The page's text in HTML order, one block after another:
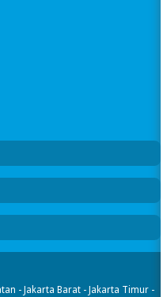
- Jakarta Barat - Jakarta Timur -